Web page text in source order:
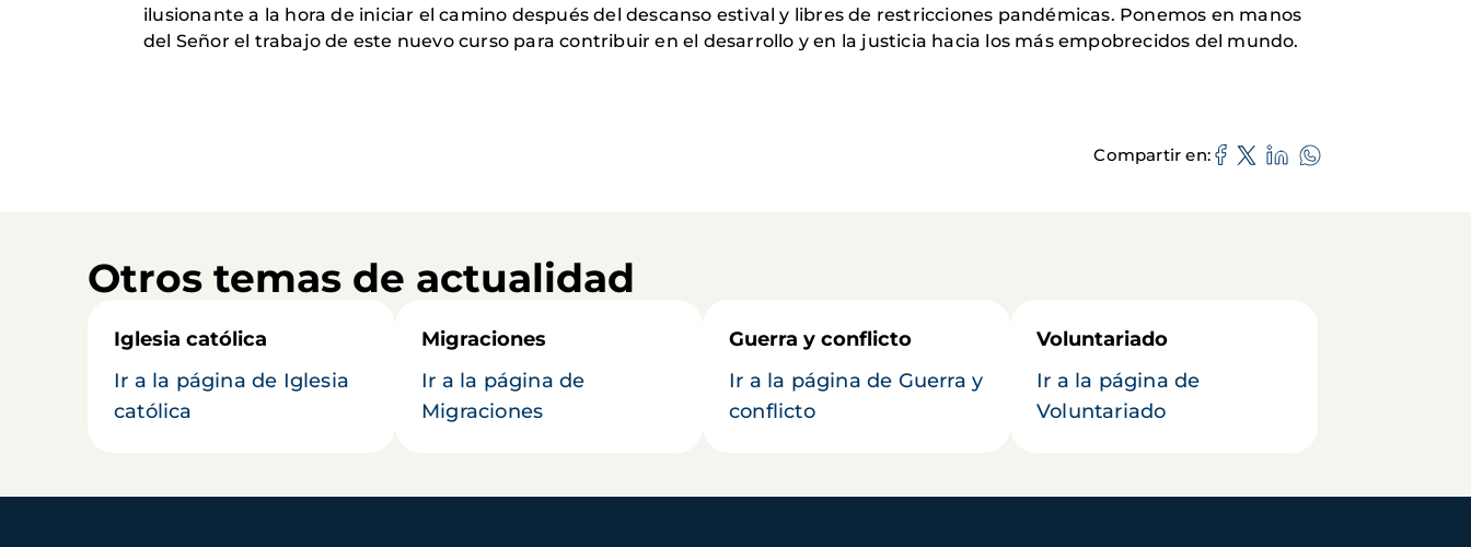
ilusionante a la hora de iniciar el camino después del descanso estival y libres de restricciones pandémicas. Ponemos en manos
del Señor el trabajo de este nuevo curso para contribuir en el desarrollo y en la justicia hacia los más empobrecidos del mundo.
Compartir en
Otros temas de actualidad
Iglesia católica
Ir a la página de Iglesia
católica
Migraciones
Ir a la página de
Migraciones
Guerra y conflicto
Ir a la página de Guerra y
conflicto
Voluntariado
Ir a la página de
Voluntariado